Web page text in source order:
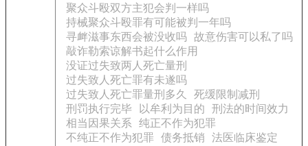
聚众斗殴双方主犯会判一样吗
持械聚众斗殴罪有可能被判一年吗
寻衅滋事东西会被没收吗 故意伤害可以私了吗
敲诈勒索谅解书起什么作用
没证过失致两人死亡量刑
过失致人死亡罪有未遂吗
过失致人死亡罪量刑多久
死缓限制减刑
刑罚执行完毕
以牟利为目的
刑法的时间效力
相当因果关系
纯正不作为犯罪
不纯正不作为犯罪
债务抵销 法医临床鉴定